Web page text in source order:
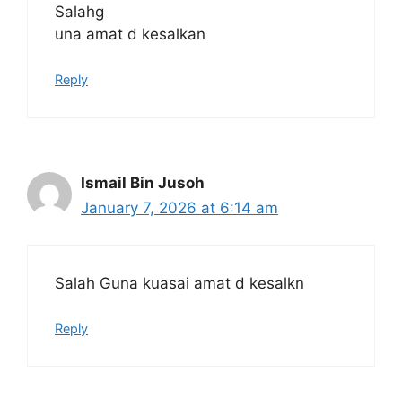
Salahg
una amat d kesalkan
Reply
Ismail Bin Jusoh
January 7, 2026 at 6:14 am
Salah Guna kuasai amat d kesalkn
Reply